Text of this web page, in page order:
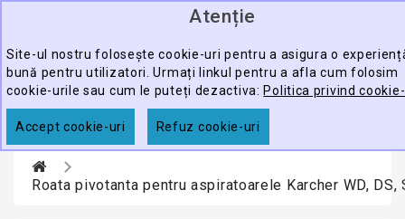
Atenție
Site-ul nostru folosește cookie-uri pentru a asigura o
bună pentru utilizatori. Urmați linkul pentru a afla cum folosim
cookie-urile sau cum le puteți dezactiva: Politica privind
Accept cookie-uri Refuz cookie-uri
CĂUTARE
ECHIPAMENTE
ACCESORII
PROMOTII
Roata pivotanta pentru aspiratoarele Karcher WD, DS,